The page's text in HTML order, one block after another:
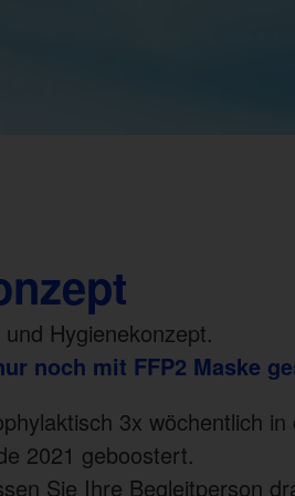
Hygienekonzept.
noch mit FFP2 Maske
3x wöchentlich in
2021 geboostert.
Sie Ihre Begleitperson